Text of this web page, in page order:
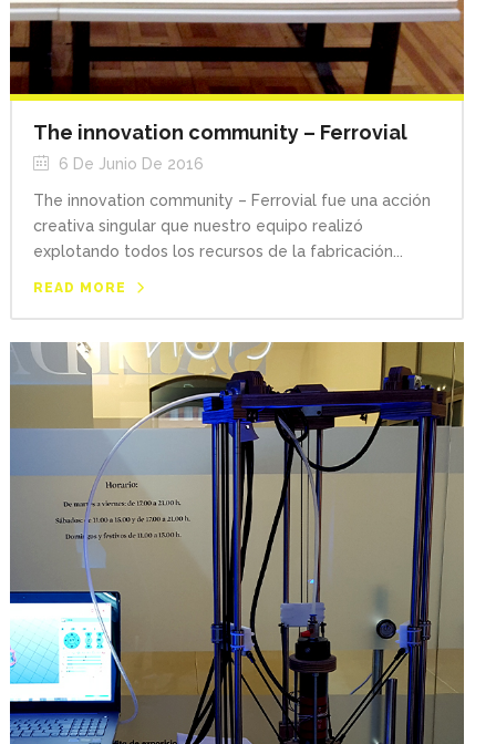
The innovation community – Ferrovial
6 De Junio De 2016
The innovation community – Ferrovial fue una acción
creativa singular que nuestro equipo realizó
explotando todos los recursos de la fabricación...
READ MORE